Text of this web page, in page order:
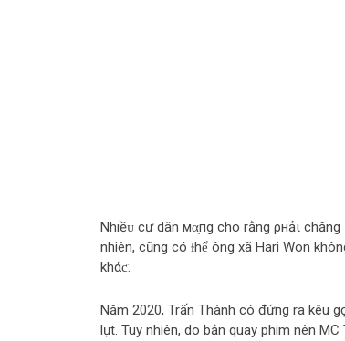
Nhiềᴜ cư dân мα̣пg cho rằng ρнảι
nhiên, cũng có ɫhể ông xã Hari Won
khάƈ.
Năm 2020, Trấn Thành có đứng ra kêu
lụt. Tuy nhiên, do bận quay phim nên